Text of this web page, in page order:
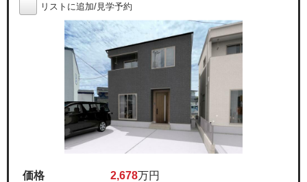
リストに追加/見学予約
価格 2,678万円